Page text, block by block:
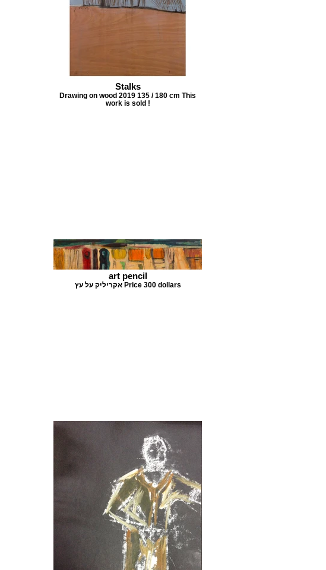
Stalks
Drawing on wood 2019 135 / 180 cm This
work is sold !
art pencil
אקריליק על עץ Price 300 dollars